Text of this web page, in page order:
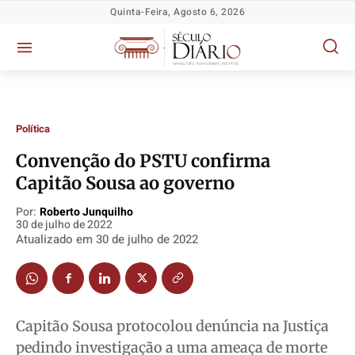
Política
Socioeconômicas
Justiça
Segurança
Política
Socioeconômicas
Justiça
Segurança
Política
Socioeconômicas
Justiça
Segurança
Política
Socioeconômicas
Justiça
Segurança
Quinta-Feira, Agosto 6, 2026
Política
Convenção do PSTU confirma
Capitão Sousa ao governo
Por: Roberto Junquilho
30 de julho de 2022
Atualizado em 30 de julho de 2022
Capitão Sousa protocolou denúncia na Justiça
pedindo investigação a uma ameaça de morte